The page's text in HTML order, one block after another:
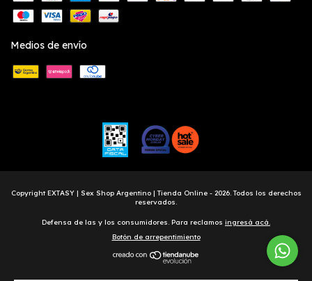
Medios de envío
Copyright EXTASY | Sex Shop Argentino | Tienda Online - 2026. Todos los derechos
reservados.
Defensa de las y los consumidores. Para reclamos ingresá acá.
Botón de arrepentimiento